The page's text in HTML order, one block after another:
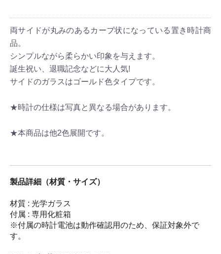
両サイドが丸みのあるカーブ状になっている置き時計商
品。
シンプルながら柔らかい印象を与えます。
誕生祝い、退職記念などに大人気!
サイドのガラスはゴールド色タイプです。
★時計の仕様は写真と異なる場合があります。
★本商品は他2色展開です。
製品詳細（材質・サイズ）
材質 : 光学ガラス
付属 : 専用化粧箱
※付属の時計電池は動作確認用のため、保証対象外で
す。